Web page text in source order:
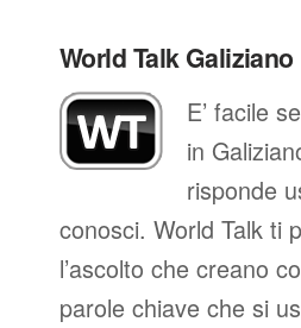
World Talk Galiziano
E’ facile
in
risponde
conosci. World Talk ti
l’ascolto che creano
parole chiave che si